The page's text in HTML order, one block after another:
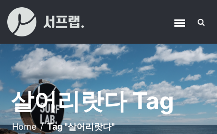
살어리랏다 Tag
Home/Tag "살어리랏다"